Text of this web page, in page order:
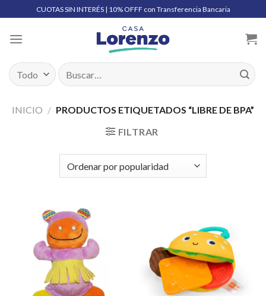
to
content
CUOTAS SIN INTERÉS | 10% OFFF con Transferencia Bancaria
Buscar
por:
INICIO / PRODUCTOS ETIQUETADOS “LIBRE DE BPA”
FILTRAR